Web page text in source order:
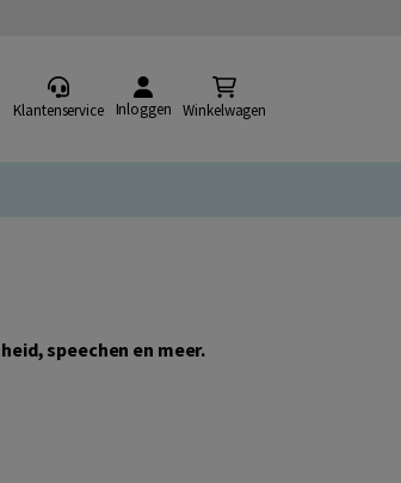
Klantenservice Inloggen Winkelwagen
speechen en meer.